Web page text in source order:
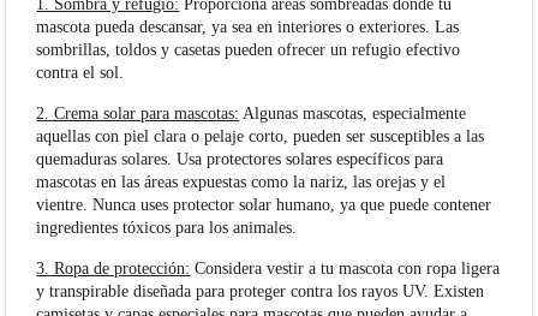
1. Sombra y refugio: Proporciona áreas sombreadas donde tu
mascota pueda descansar, ya sea en interiores o exteriores. Las
sombrillas, toldos y casetas pueden ofrecer un refugio efectivo
contra el sol.
2. Crema solar para mascotas: Algunas mascotas, especialmente
aquellas con piel clara o pelaje corto, pueden ser susceptibles a las
quemaduras solares. Usa protectores solares específicos para
mascotas en las áreas expuestas como la nariz, las orejas y el
vientre. Nunca uses protector solar humano, ya que puede contener
ingredientes tóxicos para los animales.
3. Ropa de protección: Considera vestir a tu mascota con ropa ligera
y transpirable diseñada para proteger contra los rayos UV. Existen